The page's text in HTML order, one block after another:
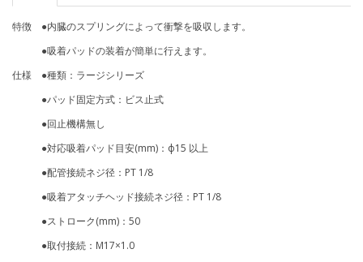
特徴 ●内臓のスプリングによって衝撃を吸収します。
●吸着パッドの装着が簡単に行えます。
仕様 ●種類：ラージシリーズ
●パッド固定方式：ビス止式
●回止機構無し
●対応吸着パッド目安(mm)：ф15 以上
●配管接続ネジ径：PT 1/8
●吸着アタッチヘッド接続ネジ径：PT 1/8
●ストローク(mm)：50
●取付接続：M17×1.0